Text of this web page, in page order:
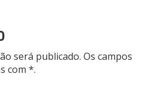
será publicado. Os campos
com *.